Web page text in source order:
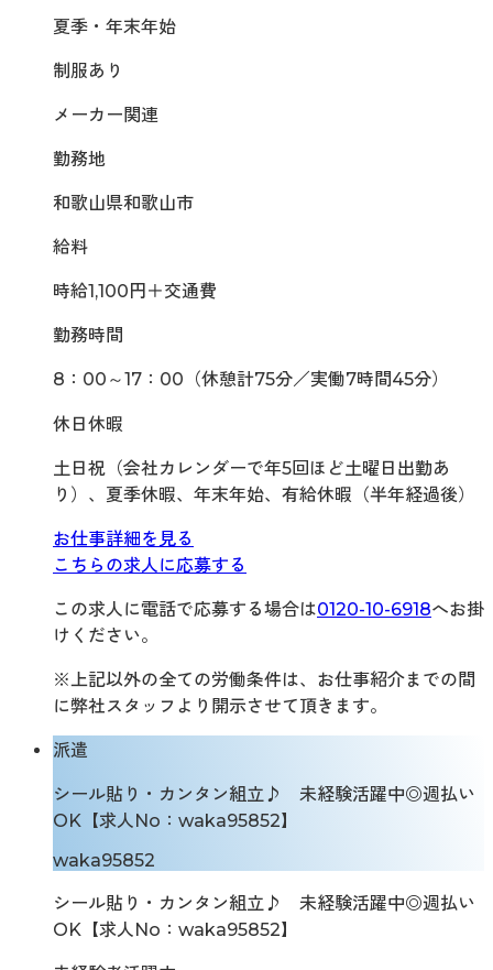
夏季・年末年始
制服あり
メーカー関連
勤務地
和歌山県和歌山市
給料
時給1,100円＋交通費
勤務時間
8：00～17：00（休憩計75分／実働7時間45分）
休日休暇
土日祝（会社カレンダーで年5回ほど土曜日出勤あ
り）、夏季休暇、年末年始、有給休暇（半年経過後）
お仕事詳細を見る
こちらの求人に応募する
この求人に電話で応募する場合は0120-10-6918へお掛
けください。
※上記以外の全ての労働条件は、お仕事紹介までの間
に弊社スタッフより開示させて頂きます。
派遣
シール貼り・カンタン組立♪ 未経験活躍中◎週払い
OK【求人No：waka95852】
waka95852
シール貼り・カンタン組立♪ 未経験活躍中◎週払い
OK【求人No：waka95852】